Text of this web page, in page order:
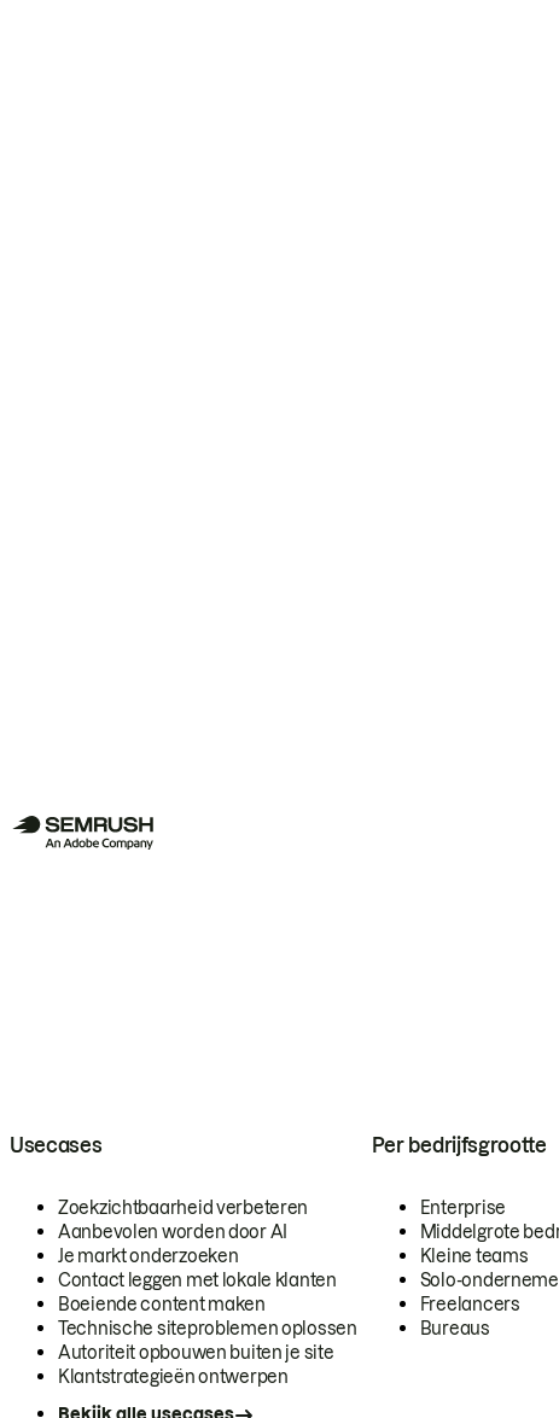
Usecases
Zoekzichtbaarheid verbeteren
Aanbevolen worden door AI
Je markt onderzoeken
Contact leggen met lokale klanten
Boeiende content maken
Technische siteproblemen oplossen
Autoriteit opbouwen buiten je site
Klantstrategieën ontwerpen
Per bedrijfsgrootte
Enterprise
Middelgrote
Kleine teams
Solo-
Freelancers
Bureaus